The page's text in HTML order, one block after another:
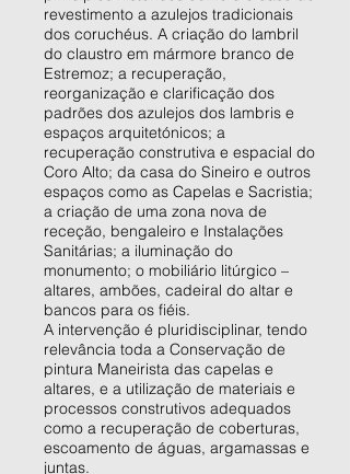
revestimento a azulejos tradicionais
dos coruchéus. A criação do lambril
do claustro em mármore branco de
Estremoz; a recuperação,
reorganização e clarificação dos
padrões dos azulejos dos lambris e
espaços arquitetónicos; a
recuperação construtiva e espacial do
Coro Alto; da casa do Sineiro e outros
espaços como as Capelas e Sacristia;
a criação de uma zona nova de
receção, bengaleiro e Instalações
Sanitárias; a iluminação do
monumento; o mobiliário litúrgico –
altares, ambões, cadeiral do altar e
bancos para os fiéis.
A intervenção é pluridisciplinar, tendo
relevância toda a Conservação de
pintura Maneirista das capelas e
altares, e a utilização de materiais e
processos construtivos adequados
como a recuperação de coberturas,
escoamento de águas, argamassas e
juntas.